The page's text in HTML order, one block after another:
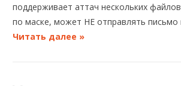
поддерживает аттач нескольких
по маске, может НЕ отправлять письмо
Читать далее »